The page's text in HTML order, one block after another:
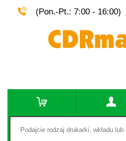
(Pon.-Pt.: 7:00 - 16:00)